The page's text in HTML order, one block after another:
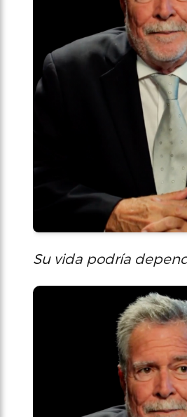
Su vida podría